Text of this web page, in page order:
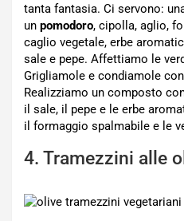
tanta fantasia. Ci servono:
un pomodoro, cipolla, aglio,
caglio vegetale, erbe
sale e pepe. Affettiamo le
Grigliamole e condiamole
Realizziamo un composto
il sale, il pepe e le erbe
il formaggio spalmabile e le
4. Tramezzini alle